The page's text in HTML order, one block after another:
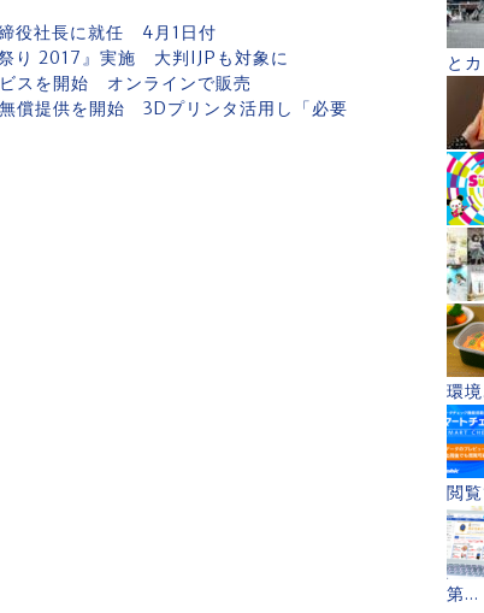
役社長に就任 4月1日付
り 2017』実施 大判IJPも対象に
スを開始 オンラインで販売
償提供を開始 3Dプリンタ活用し「必要
と
環
閲
第...